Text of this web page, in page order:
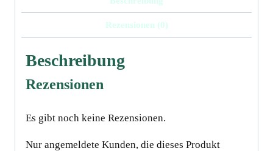
Rezensionen (0)
Beschreibung
Rezensionen
Es gibt noch keine Rezensionen.
Nur angemeldete Kunden, die dieses Produkt